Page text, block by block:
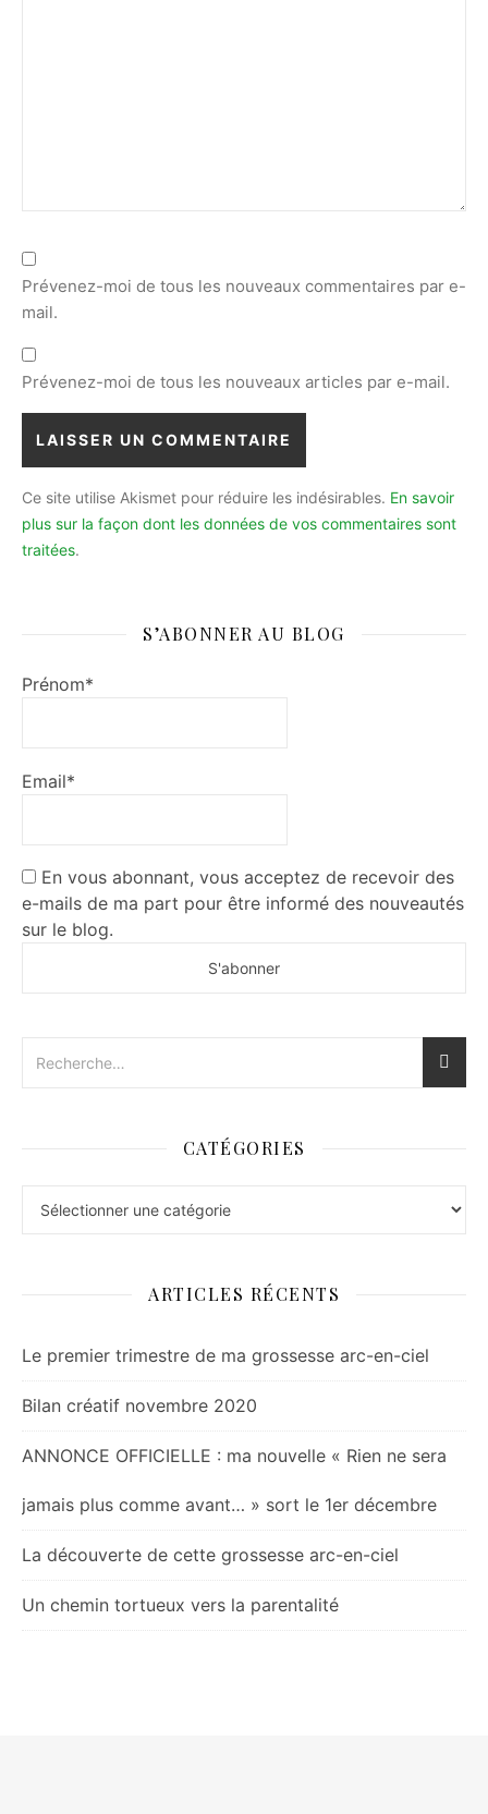
Prévenez-moi de tous les nouveaux commentaires par e-
mail.
Prévenez-moi de tous les nouveaux articles par e-mail.
Ce site utilise Akismet pour réduire les indésirables. En savoir
plus sur la façon dont les données de vos commentaires sont
traitées.
S’ABONNER AU BLOG
Prénom*
Email*
En vous abonnant, vous acceptez de recevoir des
e-mails de ma part pour être informé des nouveautés
sur le blog.
CATÉGORIES
ARTICLES RÉCENTS
Le premier trimestre de ma grossesse arc-en-ciel
Bilan créatif novembre 2020
ANNONCE OFFICIELLE : ma nouvelle « Rien ne sera
jamais plus comme avant… » sort le 1er décembre
La découverte de cette grossesse arc-en-ciel
Un chemin tortueux vers la parentalité